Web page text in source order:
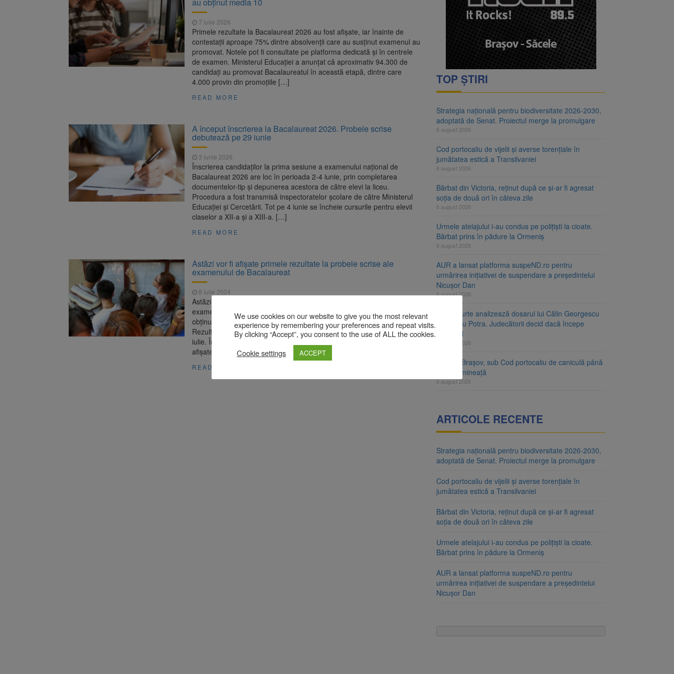
6 august 2026
Înalta Curte analizează dosarul lui Călin Georgescu și Horațiu Potra. Judecătorii decid dacă începe
procesul
6 august 2026 Strategia națională pentru biodiversitate 2026-2030, adoptată de Senat. Proiectul merge la promulgare
7 iulie 2026
Primele rezultate la Bacalaureat 2026 au fost afișate, iar înainte de
contestații aproape 75% dintre absolvenții care au susținut examenul au
promovat. Notele pot fi consultate pe platforma dedicată și în centrele
de examen. Ministerul Educației a anunțat că aproximativ 94.300 de
candidați au promovat Bacalaureatul în această etapă, dintre care
4.000 provin din promoțiile […]
READ MORE
A început înscrierea la Bacalaureat 2026. Probele scrise
debutează pe 29 iunie
3 iunie 2026
Înscrierea candidaților la prima sesiune a examenului național de
Bacalaureat 2026 are loc în perioada 2-4 iunie, prin completarea
documentelor-tip și depunerea acestora de către elevi la liceu.
Procedura a fost transmisă inspectoratelor școlare de către Ministerul
Educației și Cercetării. Tot pe 4 iunie se încheie cursurile pentru elevii
claselor a XII-a și a XIII-a. […]
READ MORE
Astăzi vor fi afişate primele rezultate la probele scrise ale
examenului de Bacalaureat
8 iulie 2024
Astăzi, 8 iulie, vor fi afișate primele rezultate la probele scrise ale
examenului de Bacalaureat 2024. Candidații nemulțumiți de notele
obținute pot depune contestații în intervalul orar 12:00 – 18:00.
Rezultatele finale, după soluționarea contestațiilor, vor fi anunțate pe 12
iulie. În ceea ce privește Evaluarea Națională, rezultatele finale vor fi
afișate marți, 9 iulie. […]
READ MORE
TOP ȘTIRI
Strategia națională pentru biodiversitate 2026-2030,
adoptată de Senat. Proiectul merge la promulgare
6 august 2026
Cod portocaliu de vijelii și averse torențiale în
jumătatea estică a Transilvaniei
6 august 2026
Bărbat din Victoria, reținut după ce și-ar fi agresat
soția de două ori în câteva zile
6 august 2026
Urmele atelajului i-au condus pe polițiști la cioate.
Bărbat prins în pădure la Ormeniș
6 august 2026
AUR a lansat platforma suspeND.ro pentru
urmărirea inițiativei de suspendare a președintelui
Nicușor Dan
6 august 2026
Înalta Curte analizează dosarul lui Călin Georgescu
și Horațiu Potra. Judecătorii decid dacă începe
procesul
6 august 2026
Județul Brașov, sub Cod portocaliu de caniculă până
vineri dimineață
6 august 2026
ARTICOLE RECENTE
Strategia națională pentru biodiversitate 2026-2030,
adoptată de Senat. Proiectul merge la promulgare
Cod portocaliu de vijelii și averse torențiale în
jumătatea estică a Transilvaniei
Bărbat din Victoria, reținut după ce și-ar fi agresat
soția de două ori în câteva zile
Urmele atelajului i-au condus pe polițiști la cioate.
Bărbat prins în pădure la Ormeniș
AUR a lansat platforma suspeND.ro pentru
urmărirea inițiativei de suspendare a președintelui
Nicușor Dan
We use cookies on our website to give you the most relevant
experience by remembering your preferences and repeat visits.
By clicking “Accept”, you consent to the use of ALL the cookies.
Cookie settings
ACCEPT